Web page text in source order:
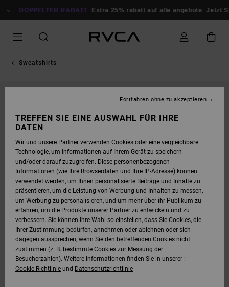
ZUR
DOPPELTER RABATT Extra 25% rabatt auf alle angebote Jetzt
Sweatshirts
TREFFEN SIE EINE AUSWAHL FÜR IHRE
DATEN
Wir und unsere Partner verwenden Cookies oder eine vergleichbare
Technologie, um Informationen auf Ihrem Gerät zu speichern
und/oder darauf zuzugreifen. Diese personenbezogenen
Informationen (wie Ihre Browserdaten und Ihre IP-Adresse) können
verwendet werden, um Ihnen personalisierte Beiträge und Inhalte zu
präsentieren, um die Leistung von Werbung und Inhalten zu messen,
um Werbung zu personalisieren, und um mehr über ihr Publikum zu
erfahren, um die Produkte unserer Partner zu entwickeln und zu
verbessern. Sie können Ihre Wahl so einstellen, dass Sie Cookies, die
Ihrer Zustimmung bedürfen, annehmen oder ablehnen oder sich
dagegen aussprechen, wenn Sie den betreffenden Cookies nicht
zustimmen (z. B. bestimmte Cookies zur Messung der
Besucherzahlen). Weitere Informationen finden Sie in unserer :
Cookie-Richtlinie und Datenschutzrichtlinie
Fortfahren ohne zu akzeptieren